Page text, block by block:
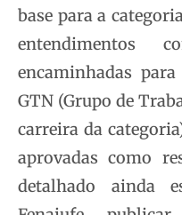
base para a
entendimentos
encaminhadas
GTN (Grupo de
carreira da
aprovadas como
detalhado ainda